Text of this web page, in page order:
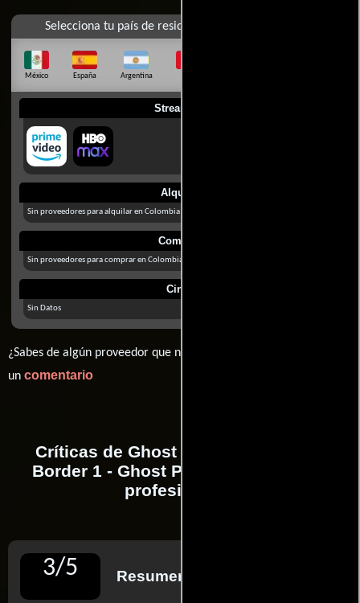
Selecciona tu país de residencia
México España Argentina
Streaming
Alquilar
Sin proveedores para alquilar en Colombia
Comprar
Sin proveedores para comprar en Colombia
Cines
Sin Datos
¿Sabes de algún proveedor que no estamos mostrando? déjanos
un comentario
Críticas de Ghost in the Shell Arise:
Border 1 - Ghost Pain realizadas por
profesionales
3/5 Resumen de reseñas